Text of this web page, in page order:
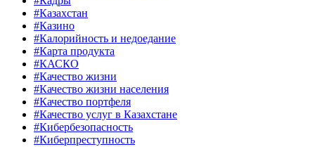
#Казахстан
#Казино
#Калорийность и недоедание
#Карта продукта
#КАСКО
#Качество жизни
#Качество жизни населения
#Качество портфеля
#Качество услуг в Казахстане
#Кибербезопасность
#Киберпреступность